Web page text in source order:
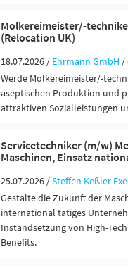
Molkereimeister/-
(Relocation UK)
18.07.2026 / Ehrmann GmbH /
Werde Molkereimeister/-
aseptischen Produktion und
attraktiven Sozialleistungen
Servicetechniker (m/w)
Maschinen, Einsatz
25.07.2026 /Steffen Keßler
Gestalte die Zukunft der
international tätiges
Instandsetzung von High-
Benefits.